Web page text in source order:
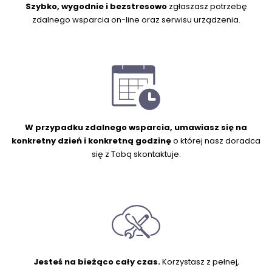
Szybko, wygodnie i bezstresowozgłaszasz potrzebę
zdalnego wsparcia on-line oraz serwisu urządzenia.
W przypadku zdalnego wsparcia, umawiasz się na
konkretny dzień i konkretną godzinęo której nasz doradca
się z Tobą skontaktuje.
Jesteś na bieżąco cały czas.Korzystasz z pełnej,